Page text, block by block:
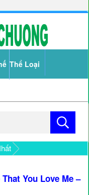
Thể Loại
You Love Me –